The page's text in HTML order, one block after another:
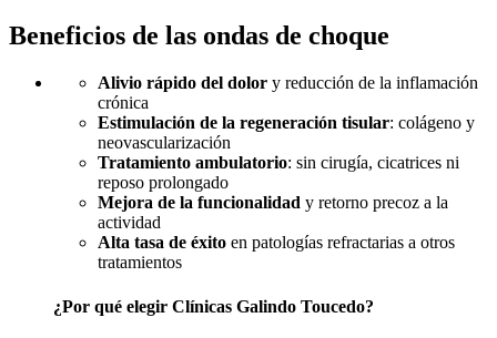
Beneficios de las ondas de choque
Alivio rápido del dolor y reducción de la inflamación
crónica
Estimulación de la regeneración tisular: colágeno y
neovascularización
Tratamiento ambulatorio: sin cirugía, cicatrices ni
reposo prolongado
Mejora de la funcionalidad y retorno precoz a la
actividad
Alta tasa de éxito en patologías refractarias a otros
tratamientos
¿Por qué elegir Clínicas Galindo Toucedo?